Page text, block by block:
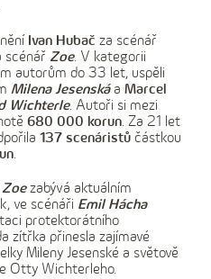
Ivan Hubač za scénář
scénář Zoe. V kategorii
autorům do 33 let, uspěli
Milena Jesenskáa Marcel
Wichterle. Autoři si mezi
680 000 korun. Za 21 let
137 scenáristů částkou
.
Zoezabývá aktuálním
ve scénáři Emil Hácha
protektorátního
zítřka přinesla zajímavé
Mileny Jesenské a světově
Otty Wichterleho.